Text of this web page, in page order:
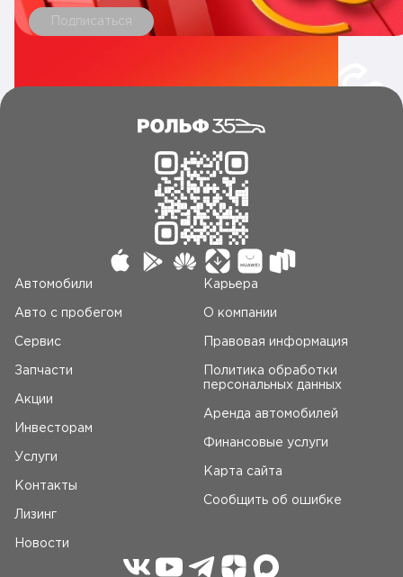
Подписаться
Автомобили
Авто c пробегом
Сервис
Запчасти
Акции
Инвесторам
Услуги
Контакты
Лизинг
Новости
Карьера
О компании
Правовая информация
Политика обработки
персональных данных
Аренда автомобилей
Финансовые услуги
Карта сайта
Сообщить об ошибке